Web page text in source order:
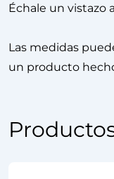
Échale un vistazo
Las medidas
un producto